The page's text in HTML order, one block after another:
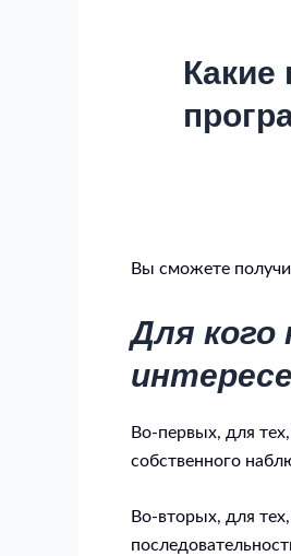
Какие
Вы сможете
Для
Во-первых, для
собственного
Во-вторых, для